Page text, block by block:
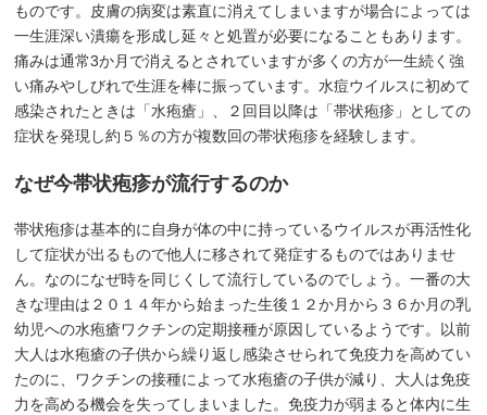
ものです。皮膚の病変は素直に消えてしまいますが場合によっては
一生涯深い潰瘍を形成し延々と処置が必要になることもあります。
痛みは通常3か月で消えるとされていますが多くの方が一生続く強
い痛みやしびれで生涯を棒に振っています。水痘ウイルスに初めて
感染されたときは「水疱瘡」、２回目以降は「帯状疱疹」としての
症状を発現し約５％の方が複数回の帯状疱疹を経験します。
なぜ今帯状疱疹が流行するのか
帯状疱疹は基本的に自身が体の中に持っているウイルスが再活性化
して症状が出るもので他人に移されて発症するものではありませ
ん。なのになぜ時を同じくして流行しているのでしょう。一番の大
きな理由は２０１４年から始まった生後１２か月から３６か月の乳
幼児への水疱瘡ワクチンの定期接種が原因しているようです。以前
大人は水疱瘡の子供から繰り返し感染させられて免疫力を高めてい
たのに、ワクチンの接種によって水疱瘡の子供が減り、大人は免疫
力を高める機会を失ってしまいました。免疫力が弱まると体内に生